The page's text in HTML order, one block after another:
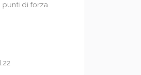
punti di forza.